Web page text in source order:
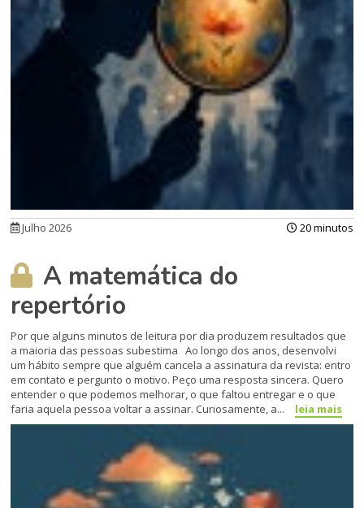
Julho 2026 20 minutos
A matemática do
repertório
Por que alguns minutos de leitura por dia produzem resultados que
a maioria das pessoas subestima Ao longo dos anos, desenvolvi
um hábito sempre que alguém cancela a assinatura da revista: entro
em contato e pergunto o motivo. Peço uma resposta sincera. Quero
entender o que podemos melhorar, o que faltou entregar e o que
faria aquela pessoa voltar a assinar. Curiosamente, a...
leia mais